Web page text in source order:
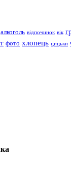
алкоголь відпочинок вік
фото хлопець цицьки